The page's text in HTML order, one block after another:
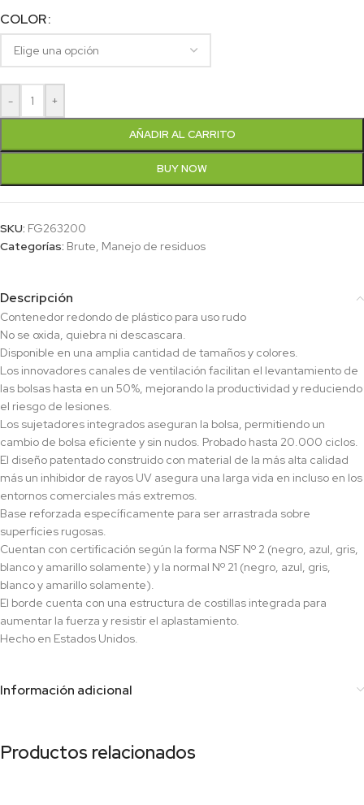
COLOR
- +
AÑADIR AL CARRITO
BUY NOW
SKU: FG263200
Categorías: Brute, Manejo de residuos
Descripción
Contenedor redondo de plástico para uso rudo
No se oxida, quiebra ni descascara.
Disponible en una amplia cantidad de tamaños y colores.
Los innovadores canales de ventilación facilitan el levantamiento de
las bolsas hasta en un 50%, mejorando la productividad y reduciendo
el riesgo de lesiones.
Los sujetadores integrados aseguran la bolsa, permitiendo un
cambio de bolsa eficiente y sin nudos. Probado hasta 20.000 ciclos.
El diseño patentado construido con material de la más alta calidad
más un inhibidor de rayos UV asegura una larga vida en incluso en los
entornos comerciales más extremos.
Base reforzada específicamente para ser arrastrada sobre
superficies rugosas.
Cuentan con certificación según la forma NSF Nº 2 (negro, azul, gris,
blanco y amarillo solamente) y la normal Nº 21 (negro, azul, gris,
blanco y amarillo solamente).
El borde cuenta con una estructura de costillas integrada para
aumentar la fuerza y resistir el aplastamiento.
Hecho en Estados Unidos.
Información adicional
Productos relacionados